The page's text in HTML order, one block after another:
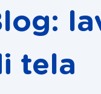
tela